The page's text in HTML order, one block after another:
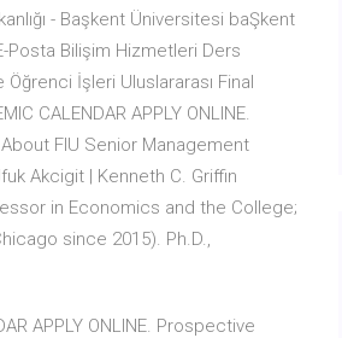
- Başkent Üniversitesi baŞkent
Posta Bilişim Hizmetleri Ders
İşleri Uluslararası Final
CALENDAR APPLY ONLINE.
FIU Senior Management
Akcigit | Kenneth C. Griffin
in Economics and the College;
since 2015). Ph.D.,
APPLY ONLINE. Prospective